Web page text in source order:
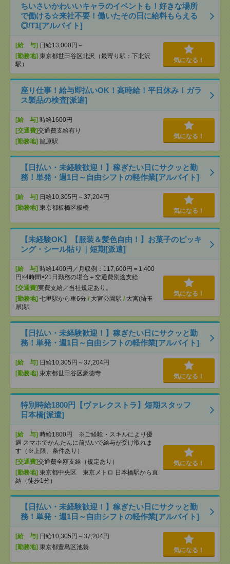
ちいさいかわいいキャラのイベントも！好きな場所
で働ける☆来社不要！働いたその日に給料もらえる
◎/T1[アルバイト]
[給 与] 日給13,000円～
[勤務地] 東京都世田谷区北沢（最寄り駅：下北沢
駅）
気になる！
座り仕事！給与即払いOK！高時給！平日休み！ガラ
ス製品の検査[派遣]
[給 与] 時給1600円
[交通費]交通費支給有り
[勤務地] 籠原駅
気になる！
【日払い・未経験歓迎！】稼ぎたい日にサクッと勤
務！単発・週1日～自由シフトの軽作業[アルバイト]
[給 与] 日給10,305円～37,204円
[勤務地] 東京都板橋区板橋 気になる！
【未経験OK】【服装＆髪色自由！】お菓子のピッキ
ング・シール貼り｜短期[派遣]
[給 与] 時給1400円／月収例：117,600円＝1,400
円×4時間×21日勤務の場合＋交通費別途支給
[交通費]実費支給／当社規定あり。
[勤務地] 七里駅から車6分 / 大宮公園駅 / 大宮(埼玉
県)駅
気になる！
【日払い・未経験歓迎！】稼ぎたい日にサクッと勤
務！単発・週1日～自由シフトの軽作業[アルバイト]
[給 与] 日給10,305円～37,204円
[勤務地] 東京都世田谷区豪徳寺 気になる！
特別時給1800円【ヴァレクストラ】短期スタッフ
日本橋[派遣]
[給 与] 時給1800円 ※ご経験・スキルにより優
遇 スマホでかんたんに前払いで給与が受け取れま
す（※上限、条件あり）
[交通費]交通費全額支給（規定あり）
[勤務地] 東京都中央区 東京メトロ 日本橋駅から直
結（徒歩1分）
気になる！
【日払い・未経験歓迎！】稼ぎたい日にサクッと勤
務！単発・週1日～自由シフトの軽作業[アルバイト]
[給 与] 日給10,305円～37,204円
[勤務地] 東京都豊島区池袋 気になる！